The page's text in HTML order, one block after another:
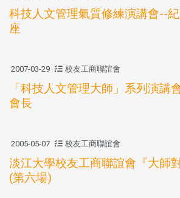
科技人文管理氣質修練演講會--
座
2007-03-29 校友工商聯誼會
「科技人文管理大師」系列演講
會長
2005-05-07 校友工商聯誼會
淡江大學校友工商聯誼會『大師
(第六場)